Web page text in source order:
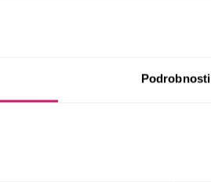
Podrobnosti
da vam